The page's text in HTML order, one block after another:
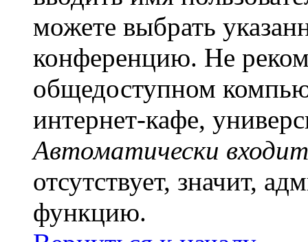
можете выбрать
конференцию. Не
общедоступном
интернет-кафе,
Автоматически
отсутствует, значит,
функцию.